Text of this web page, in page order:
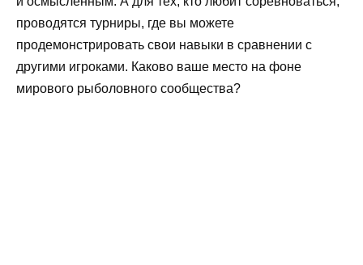
проводятся турниры, где вы можете
продемонстрировать свои навыки в сравнении с
другими игроками. Каково ваше место на фоне
мирового рыболовного сообщества?